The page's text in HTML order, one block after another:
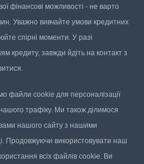
фінансові можливості - не варто
Уважно вивчайте умови кредитних
спірні моменти. У разі
кредиту, завжди йдіть на контакт з
файли cookie для персоналізації
трафіку. Ми також ділимося
нашого сайту з нашими
Продовжуючи використовувати наш
всіх файлів cookie. Ви